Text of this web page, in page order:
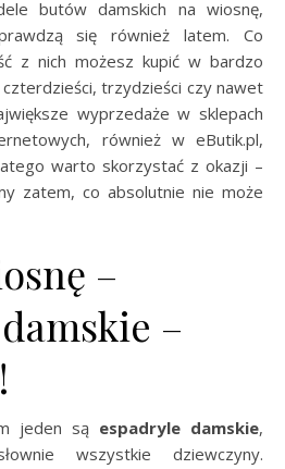
butów damskich na wiosnę,
się również latem. Co
z nich możesz kupić w bardzo
trzydzieści czy nawet
wyprzedaże w sklepach
również w eButik.pl,
warto skorzystać z okazji –
zatem, co absolutnie nie może
–
–
jeden są espadryle damskie,
wszystkie dziewczyny.